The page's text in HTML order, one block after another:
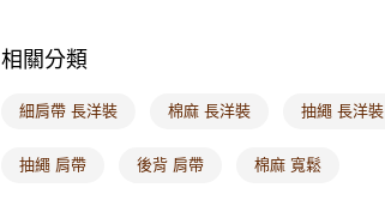
相關分類
細肩帶 長洋裝 棉麻 長洋裝 抽繩 長洋裝
抽繩 肩帶 後背 肩帶 棉麻 寬鬆